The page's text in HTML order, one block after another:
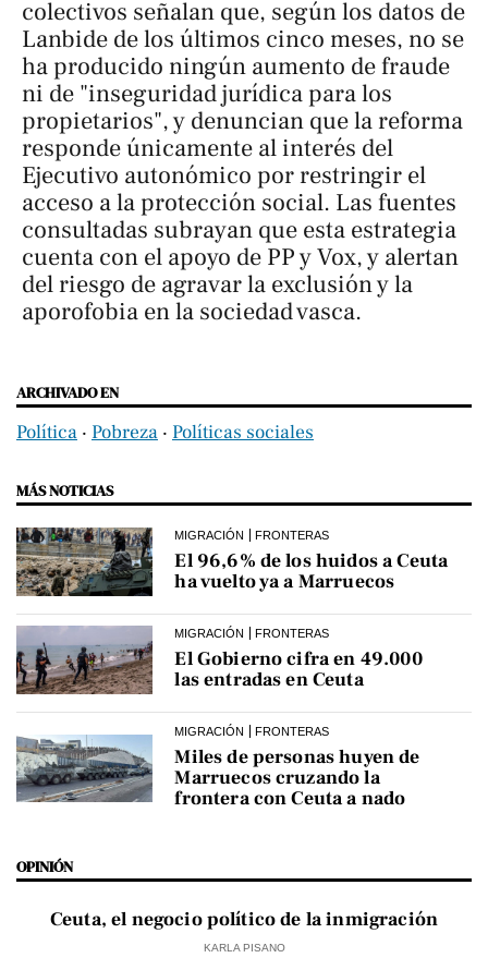
colectivos señalan que, según los datos de
Lanbide de los últimos cinco meses, no se
ha producido ningún aumento de fraude
ni de "inseguridad jurídica para los
propietarios", y denuncian que la reforma
responde únicamente al interés del
Ejecutivo autonómico por restringir el
acceso a la protección social. Las fuentes
consultadas subrayan que esta estrategia
cuenta con el apoyo de PP y Vox, y alertan
del riesgo de agravar la exclusión y la
aporofobia en la sociedad vasca.
ARCHIVADO EN
Política ‧ Pobreza ‧ Políticas sociales
MÁS NOTICIAS
MIGRACIÓN FRONTERAS
El 96,6% de los huidos a Ceuta
ha vuelto ya a Marruecos
MIGRACIÓN FRONTERAS
El Gobierno cifra en 49.000
las entradas en Ceuta
MIGRACIÓN FRONTERAS
Miles de personas huyen de
Marruecos cruzando la
frontera con Ceuta a nado
OPINIÓN
Ceuta, el negocio político de la inmigración
KARLA PISANO